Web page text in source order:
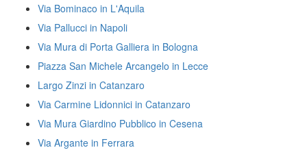
Via Bominaco in L'Aquila
Via Pallucci in Napoli
Via Mura di Porta Galliera in Bologna
Piazza San Michele Arcangelo in Lecce
Largo Zinzi in Catanzaro
Via Carmine Lidonnici in Catanzaro
Via Mura Giardino Pubblico in Cesena
Via Argante in Ferrara